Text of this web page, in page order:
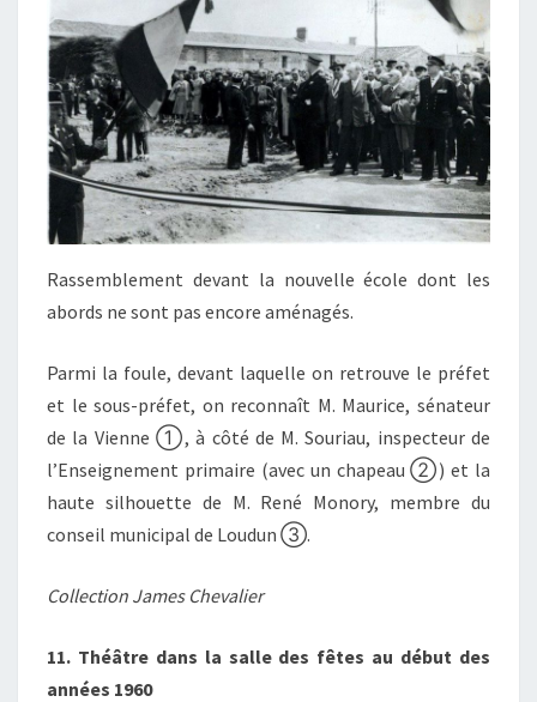
Rassemblement devant la nouvelle école dont les
abords ne sont pas encore aménagés.
Parmi la foule, devant laquelle on retrouve le préfet
et le sous-préfet, on reconnaît M. Maurice, sénateur
de la Vienne ①, à côté de M. Souriau, inspecteur de
l’Enseignement primaire (avec un chapeau ②) et la
haute silhouette de M. René Monory, membre du
conseil municipal de Loudun ③.
Collection James Chevalier
11. Théâtre dans la salle des fêtes au début des
années 1960